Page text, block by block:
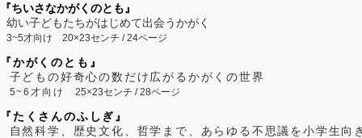
『ちいさなかがくのとも』
幼い子どもたちがはじめて出会うかがく
3~5才向け 20×23センチ / 24ページ
『かがくのとも』
子どもの好奇心の数だけ広がるかがくの世界
5~6才向け25×23センチ / 28ページ
『たくさんのふしぎ』
自然科学、歴史文化、哲学まで、あらゆる不思議を小学生向